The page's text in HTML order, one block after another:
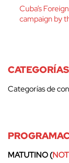
Cuba’s
campaign by
Categorías de
MATUTINO (